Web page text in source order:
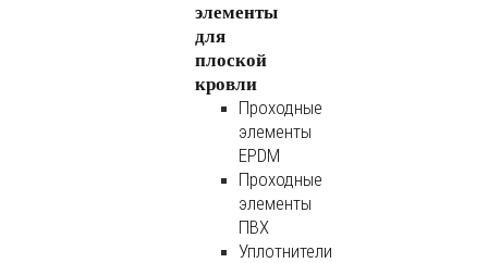
элементы
для
плоской
кровли
Проходные
элементы
EPDM
Проходные
элементы
ПВХ
Уплотнители